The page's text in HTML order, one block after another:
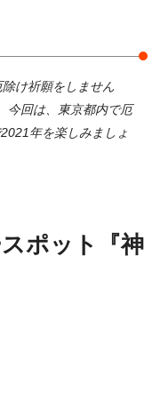
け祈願をしません
今回は、東京都内で厄
年を楽しみましょ
ポット『神